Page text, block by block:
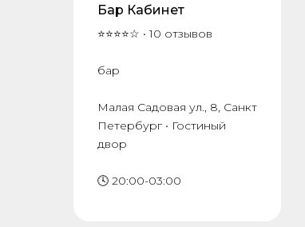
Бар Кабинет
⭐⭐⭐⭐☆ • 10 отзывов
бар
Малая Садовая ул., 8, Санкт
Петербург • Гостиный
двор
🕓 20:00-03:00